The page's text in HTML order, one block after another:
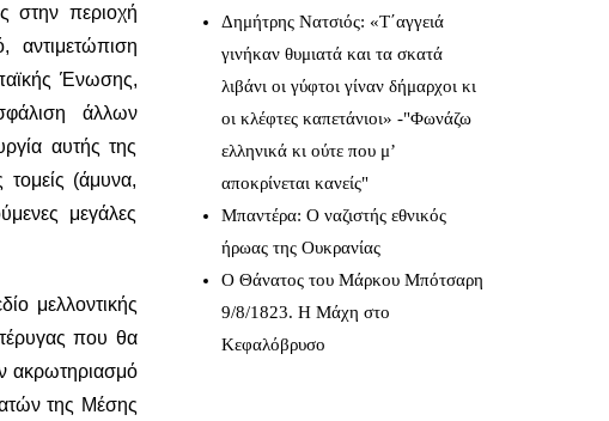
στην περιοχή
αντιμετώπιση
Ένωσης,
άλλων
αυτής της
(άμυνα,
μεγάλες
μελλοντικής
που θα
ακρωτηριασμό
της Μέσης
Δημήτρης Νατσιός: «Τ΄αγγειά
γινήκαν θυμιατά και τα σκατά
λιβάνι οι γύφτοι γίναν δήμαρχοι κι
οι κλέφτες καπετάνιοι» -"Φωνάζω
ελληνικά κι ούτε που μ’
αποκρίνεται κανείς"
Μπαντέρα: Ο ναζιστής εθνικός
ήρωας της Ουκρανίας
Ο Θάνατος του Μάρκου Μπότσαρη
9/8/1823. Η Μάχη στο
Κεφαλόβρυσο